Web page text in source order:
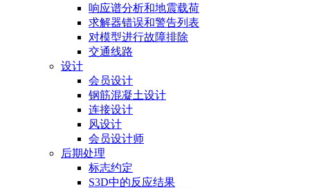
响应谱分析和地震载荷
求解器错误和警告列表
对模型进行故障排除
交通线路
设计
会员设计
钢筋混凝土设计
连接设计
风设计
会员设计师
后期处理
标志约定
S3D中的反应结果